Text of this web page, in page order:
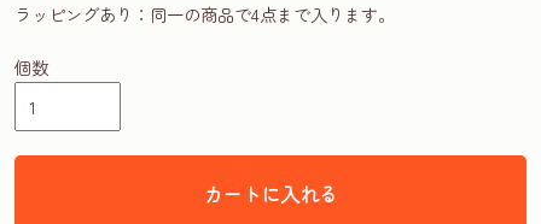
ラッピングあり：同一の商品で4点まで入ります。
個数
カートに入れる